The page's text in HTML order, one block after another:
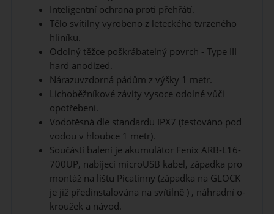
Inteligentní ochrana proti přehřátí.
Tělo svítilny vyrobeno z leteckého tvrzeného
hliníku.
Odolný těžce poškrábatelný povrch - Type III
hard anodized.
Nárazuvzdorná pádům z výšky 1 metr.
Lichoběžníkové závity vysoce odolné vůči
opotřebení.
Vodotěsná dle standardu IPX7 (testováno pod
vodou v hloubce 1 metr).
Součástí balení je akumulátor Fenix ARB-L16-
700UP, nabíjecí microUSB kabel, západka pro
montáž na lištu Picatinny (západka na GLOCK
je již předinstalována na svítilně ) , náhradní o-
kroužek a návod.